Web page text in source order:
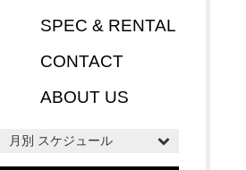
SPEC & RENTAL
CONTACT
ABOUT US
月別 スケジュール